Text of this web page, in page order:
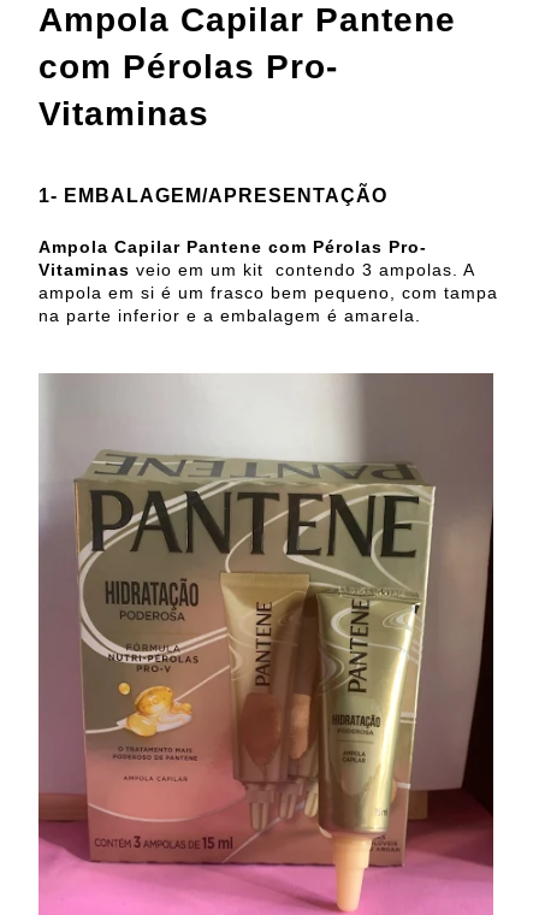
Ampola Capilar Pantene
com Pérolas Pro-
Vitaminas
1- EMBALAGEM/APRESENTAÇÃO
Ampola Capilar Pantene com Pérolas Pro-
Vitaminas veio em um kit contendo 3 ampolas. A
ampola em si é um frasco bem pequeno, com tampa
na parte inferior e a embalagem é amarela.